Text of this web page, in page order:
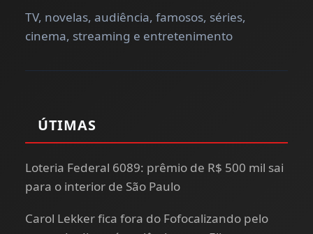
TV, novelas, audiência, famosos, séries,
cinema, streaming e entretenimento
ÚTIMAS
Loteria Federal 6089: prêmio de R$ 500 mil sai
para o interior de São Paulo
Carol Lekker fica fora do Fofocalizando pelo